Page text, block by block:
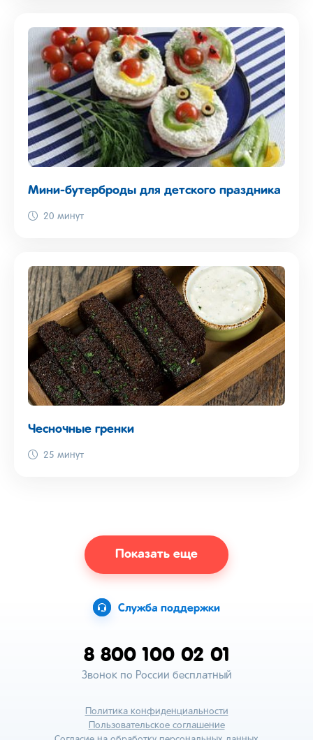
Мини-бутерброды для детского праздника
20 минут
Чесночные гренки
25 минут
Показать еще
Служба поддержки
8 800 100 02 01
Звонок по России бесплатный
Политика конфиденциальности
Пользовательское соглашение